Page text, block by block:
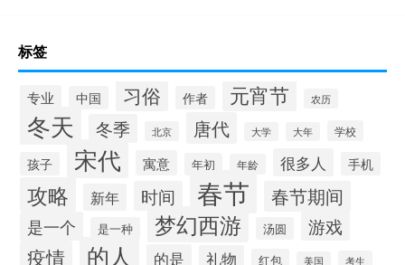
标签
专业 中国 习俗 作者 元宵节 农历
冬天 冬季 北京 唐代 大学 大年 学校
孩子 宋代 寓意 年初 年龄 很多人 手机
攻略 新年 时间 春节 春节期间
是一个 是一种 梦幻西游 汤圆 游戏
疫情 的人 的是 礼物 红包 美国 考生